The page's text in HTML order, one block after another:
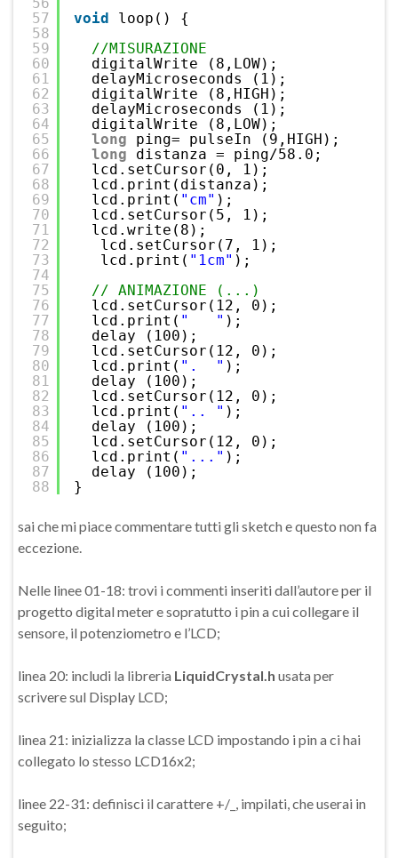
57
58
59
60
61
62
63
64
65
66
67
68
69
70
71
72
73
74
75
76
77
78
79
80
81
82
83
84
85
86
87
88
void
loop() {
//MISURAZIONE
digitalWrite (8,LOW);
delayMicroseconds (1);
digitalWrite (8,HIGH);
delayMicroseconds (1);
digitalWrite (8,LOW);
long
ping= pulseIn (9,HIGH);
long
distanza = ping/58.0;
lcd.setCursor(0, 1);
lcd.print(distanza);
lcd.print( "cm" );
lcd.setCursor(5, 1);
lcd.write(8);
lcd.setCursor(7, 1);
lcd.print( "1cm" );
// ANIMAZIONE (...)
lcd.setCursor(12, 0);
lcd.print( "   " );
delay (100);
lcd.setCursor(12, 0);
lcd.print( ".  " );
delay (100);
lcd.setCursor(12, 0);
lcd.print( ".. " );
delay (100);
lcd.setCursor(12, 0);
lcd.print( "..." );
delay (100);
}
sai che mi piace commentare tutti gli sketch e questo non fa
eccezione.
Nelle linee 01-18: trovi i commenti inseriti dall’autore per il
progetto digital meter e sopratutto i pin a cui collegare il
sensore, il potenziometro e l’LCD;
linea 20: includi la libreria LiquidCrystal.h usata per
scrivere sul Display LCD;
linea 21: inizializza la classe LCD impostando i pin a ci hai
collegato lo stesso LCD16x2;
linee 22-31: definisci il carattere +/_, impilati, che userai in
seguito;